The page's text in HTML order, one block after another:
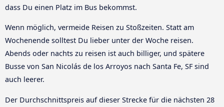
dass Du einen Platz im Bus bekommst.
Wenn möglich, vermeide Reisen zu Stoßzeiten. Statt am
Wochenende solltest Du lieber unter der Woche reisen.
Abends oder nachts zu reisen ist auch billiger, und spätere
Busse von San Nicolás de los Arroyos nach Santa Fe, SF sind
auch leerer.
Der Durchschnittspreis auf dieser Strecke für die nächsten 28